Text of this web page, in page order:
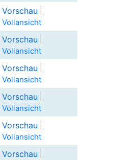
Vorschau
Vollansicht
Vorschau
Vollansicht
Vorschau
Vollansicht
Vorschau
Vollansicht
Vorschau
Vollansicht
Vorschau